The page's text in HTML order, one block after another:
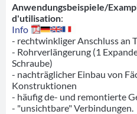
Anwendungsbeispiele/
d'utilisation:
Info
- rechtwinkliger Anschluss an
- Rohrverlängerung (1
Schraube)
- nachträglicher Einbau von
Konstruktionen
- häufig de- und remontierte
- "unsichtbare" Verbindungen.